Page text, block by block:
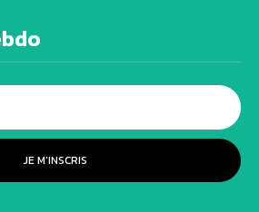
JE M'INSCRIS